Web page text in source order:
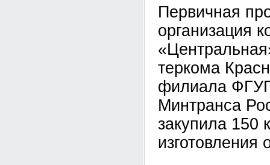
Первичная
организация
теркома
филиала
Минтранса
закупила 150
изготовления